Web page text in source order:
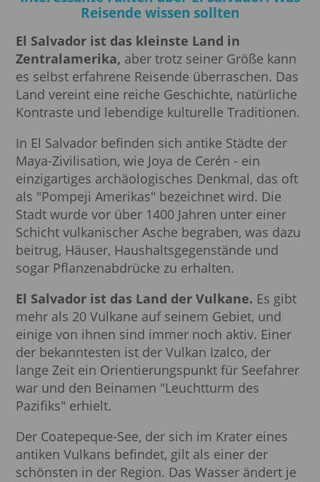
Reisende wissen sollten
El Salvador ist das kleinste Land in
Zentralamerika, aber trotz seiner Größe kann
es selbst erfahrene Reisende überraschen. Das
Land vereint eine reiche Geschichte, natürliche
Kontraste und lebendige kulturelle Traditionen.
In El Salvador befinden sich antike Städte der
Maya-Zivilisation, wie Joya de Cerén - ein
einzigartiges archäologisches Denkmal, das oft
als "Pompeji Amerikas" bezeichnet wird. Die
Stadt wurde vor über 1400 Jahren unter einer
Schicht vulkanischer Asche begraben, was dazu
beitrug, Häuser, Haushaltsgegenstände und
sogar Pflanzenabdrücke zu erhalten.
El Salvador ist das Land der Vulkane. Es gibt
mehr als 20 Vulkane auf seinem Gebiet, und
einige von ihnen sind immer noch aktiv. Einer
der bekanntesten ist der Vulkan Izalco, der
lange Zeit ein Orientierungspunkt für Seefahrer
war und den Beinamen "Leuchtturm des
Pazifiks" erhielt.
Der Coatepeque-See, der sich im Krater eines
antiken Vulkans befindet, gilt als einer der
schönsten in der Region. Das Wasser ändert je